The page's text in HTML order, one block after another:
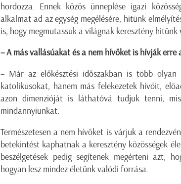
hordozza. Ennek közös ünneplése igazi
alkalmat ad az egység megélésére, hitünk
is, hogy megmutassuk a világnak keresztény
– A más vallásúakat és a nem hívőket is hívják erre
– Már az előkésztési időszakban is több olyan
katolikusokat, hanem más felekezetek hívőit,
azon dimenzióját is láthatóvá tudjuk tenni,
mindannyiunkat.
Természetesen a nem hívőket is várjuk a
betekintést kaphatnak a keresztény közösségek
beszélgetések pedig segítenek megérteni azt,
hogyan lesz mindez életünk valódi forrása.